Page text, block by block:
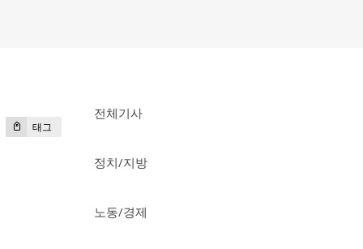
전체기사
정치/지방
노동/경제
태그